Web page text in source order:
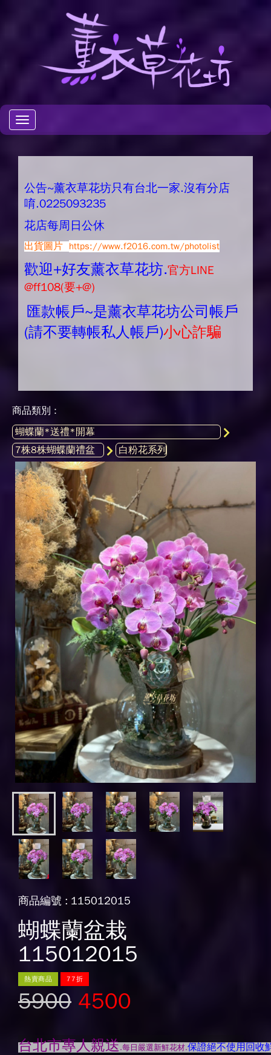
Toggle
navigation
公告~薰衣草花坊只有台北一家.沒有分店
唷.0225093235
花店每周日公休
出貨圖片 https://www.f2016.com.tw/photolist
歡迎+好友薰衣草花坊.官方LINE
@ff108(要+@)
匯款帳戶~是薰衣草花坊公司帳戶
(請不要轉帳私人帳戶)小心詐騙
商品類別 :
商品編號 : 115012015
蝴蝶蘭盆栽
115012015
熱賣商品 77折
5900 4500
台北市專人親送.每日嚴選新鮮花材.保證絕不使用回收